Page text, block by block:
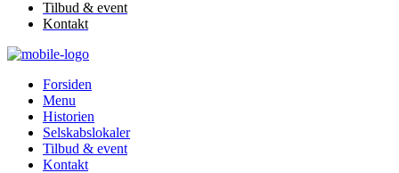
Tilbud & event
Kontakt
Forsiden
Menu
Historien
Selskabslokaler
Tilbud & event
Kontakt